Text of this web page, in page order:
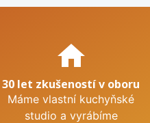
home
30 let zkušeností v oboru
Máme vlastní kuchyňské
studio a vyrábíme